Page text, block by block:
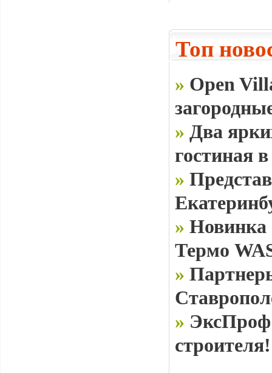
Топ
» Open
» Два
гостиная
»
» Новинка
Термо
»
» ЭксПроф
строителя!